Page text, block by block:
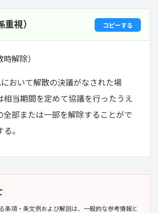
視） コピーする
解除）
おいて解散の決議がなされた場
相当期間を定めて協議を行ったうえ
全部または一部を解除することがで
。
条項・条文例および解説は、一般的な参考情報と